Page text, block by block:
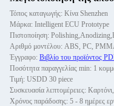
Τόπος καταγωγής: Κίνα Shenzhen
Μάρκα: Intelligent ECU Prototype
Πιστοποίηση:
Αριθμό μοντέλου: ABS, PC,
Έγγραφο: Βιβλίο του προϊόντος
Ποσότητα παραγγελίας min: 1
Τιμή: USDD 30 piece
Συσκευασία λεπτομέρειες:
Χρόνος παράδοσης: 5 - 8 ημέρες